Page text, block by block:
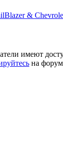
&
имеют
на